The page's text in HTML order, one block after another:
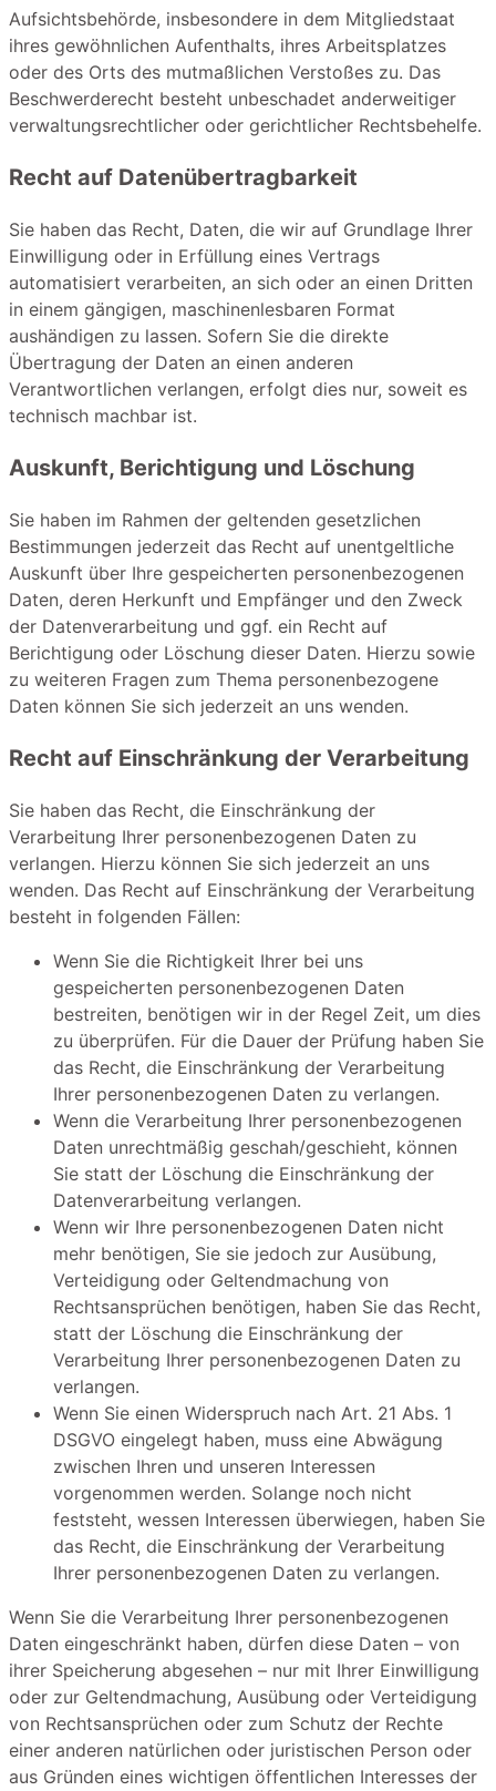
Aufsichtsbehörde, insbesondere in dem Mitgliedstaat
ihres gewöhnlichen Aufenthalts, ihres Arbeitsplatzes
oder des Orts des mutmaßlichen Verstoßes zu. Das
Beschwerderecht besteht unbeschadet anderweitiger
verwaltungsrechtlicher oder gerichtlicher Rechtsbehelfe.
Recht auf Daten­übertrag­barkeit
Sie haben das Recht, Daten, die wir auf Grundlage Ihrer
Einwilligung oder in Erfüllung eines Vertrags
automatisiert verarbeiten, an sich oder an einen Dritten
in einem gängigen, maschinenlesbaren Format
aushändigen zu lassen. Sofern Sie die direkte
Übertragung der Daten an einen anderen
Verantwortlichen verlangen, erfolgt dies nur, soweit es
technisch machbar ist.
Auskunft, Berichtigung und Löschung
Sie haben im Rahmen der geltenden gesetzlichen
Bestimmungen jederzeit das Recht auf unentgeltliche
Auskunft über Ihre gespeicherten personenbezogenen
Daten, deren Herkunft und Empfänger und den Zweck
der Datenverarbeitung und ggf. ein Recht auf
Berichtigung oder Löschung dieser Daten. Hierzu sowie
zu weiteren Fragen zum Thema personenbezogene
Daten können Sie sich jederzeit an uns wenden.
Recht auf Einschränkung der Verarbeitung
Sie haben das Recht, die Einschränkung der
Verarbeitung Ihrer personenbezogenen Daten zu
verlangen. Hierzu können Sie sich jederzeit an uns
wenden. Das Recht auf Einschränkung der Verarbeitung
besteht in folgenden Fällen:
Wenn Sie die Richtigkeit Ihrer bei uns
gespeicherten personenbezogenen Daten
bestreiten, benötigen wir in der Regel Zeit, um dies
zu überprüfen. Für die Dauer der Prüfung haben Sie
das Recht, die Einschränkung der Verarbeitung
Ihrer personenbezogenen Daten zu verlangen.
Wenn die Verarbeitung Ihrer personenbezogenen
Daten unrechtmäßig geschah/geschieht, können
Sie statt der Löschung die Einschränkung der
Datenverarbeitung verlangen.
Wenn wir Ihre personenbezogenen Daten nicht
mehr benötigen, Sie sie jedoch zur Ausübung,
Verteidigung oder Geltendmachung von
Rechtsansprüchen benötigen, haben Sie das Recht,
statt der Löschung die Einschränkung der
Verarbeitung Ihrer personenbezogenen Daten zu
verlangen.
Wenn Sie einen Widerspruch nach Art. 21 Abs. 1
DSGVO eingelegt haben, muss eine Abwägung
zwischen Ihren und unseren Interessen
vorgenommen werden. Solange noch nicht
feststeht, wessen Interessen überwiegen, haben Sie
das Recht, die Einschränkung der Verarbeitung
Ihrer personenbezogenen Daten zu verlangen.
Wenn Sie die Verarbeitung Ihrer personenbezogenen
Daten eingeschränkt haben, dürfen diese Daten – von
ihrer Speicherung abgesehen – nur mit Ihrer Einwilligung
oder zur Geltendmachung, Ausübung oder Verteidigung
von Rechtsansprüchen oder zum Schutz der Rechte
einer anderen natürlichen oder juristischen Person oder
aus Gründen eines wichtigen öffentlichen Interesses der